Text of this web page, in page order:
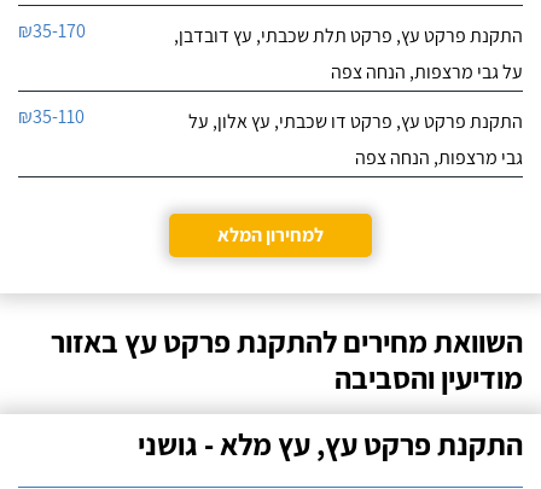
התקנת פרקט עץ, פרקט תלת שכבתי, עץ דובדבן,
על גבי מרצפות, הנחה צפה
₪35-170
התקנת פרקט עץ, פרקט דו שכבתי, עץ אלון, על
גבי מרצפות, הנחה צפה
₪35-110
למחירון המלא
השוואת מחירים להתקנת פרקט עץ באזור
מודיעין והסביבה
התקנת פרקט עץ, עץ מלא - גושני